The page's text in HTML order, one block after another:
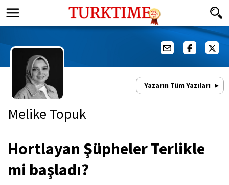
Yazarın Tüm Yazıları
Melike Topuk
Hortlayan Şüpheler Terlikle
mi başladı?